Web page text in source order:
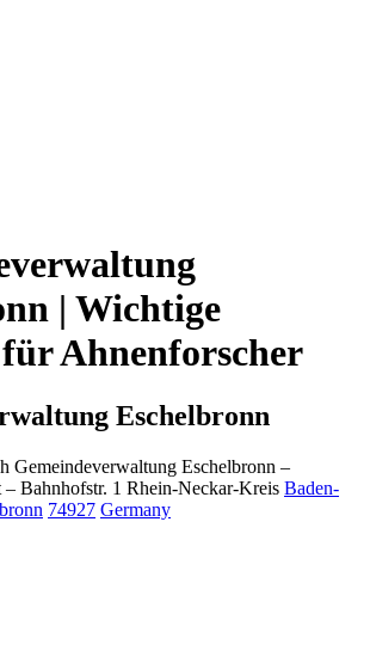
| Wichtige
Ahnenforscher
Eschelbronn
Gemeindeverwaltung Eschelbronn –
– Bahnhofstr. 1 Rhein-Neckar-Kreis Baden-
74927 Germany